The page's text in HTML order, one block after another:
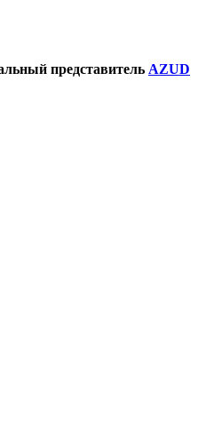
представитель AZUD